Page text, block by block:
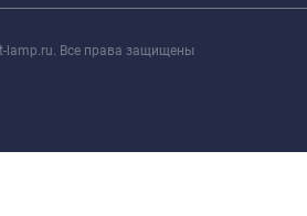
lamp.ru. Все права защищены